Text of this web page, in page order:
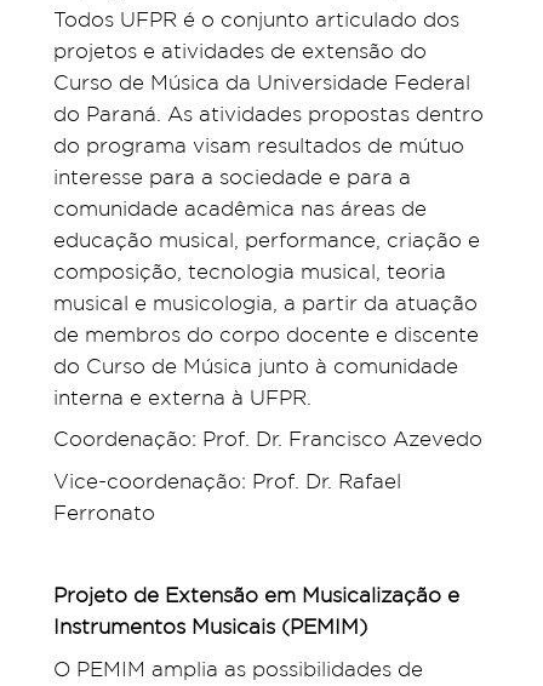
Todos UFPR é o conjunto articulado dos
projetos e atividades de extensão do
Curso de Música da Universidade Federal
do Paraná. As atividades propostas dentro
do programa visam resultados de mútuo
interesse para a sociedade e para a
comunidade acadêmica nas áreas de
educação musical, performance, criação e
composição, tecnologia musical, teoria
musical e musicologia, a partir da atuação
de membros do corpo docente e discente
do Curso de Música junto à comunidade
interna e externa à UFPR.
Coordenação: Prof. Dr. Francisco Azevedo
Vice-coordenação: Prof. Dr. Rafael
Ferronato
Projeto de Extensão em Musicalização e
Instrumentos Musicais (PEMIM)
O PEMIM amplia as possibilidades de